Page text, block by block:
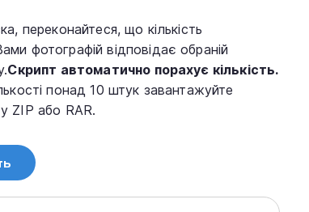
переконайтеся, що кількість
фотографій відповідає обраній
Скрипт автоматично порахує кількість.
понад 10 штук завантажуйте
ZIP або RAR.